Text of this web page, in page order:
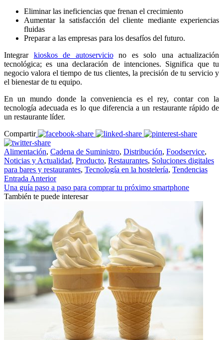
Eliminar las ineficiencias que frenan el crecimiento
Aumentar la satisfacción del cliente mediante experiencias
fluidas
Preparar a las empresas para los desafíos del futuro.
Integrar kioskos de autoserviciono es solo una actualización
tecnológica; es una declaración de intenciones. Significa que tu
negocio valora el tiempo de tus clientes, la precisión de tu servicio y
el bienestar de tu equipo.
En un mundo donde la conveniencia es el rey, contar con la
tecnología adecuada es lo que diferencia a un restaurante rápido de
un restaurante líder.
Compartir
Alimentación, Cadena de Suministro, Distribución, Foodservice,
Noticias y Actualidad, Producto, Restaurantes, Soluciones digitales
para bares y restaurantes, Tecnología en la hostelería, Tendencias
Entrada Anterior
Una guía paso a paso para comprar tu próximo smartphone
También te puede interesar